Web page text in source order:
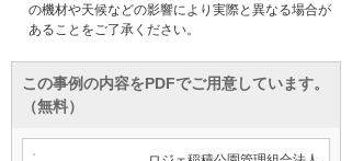
の機材や天候などの影響により実際と異なる場合が
あることをご了承ください。
この事例の内容をPDFでご用意しています。
（無料）